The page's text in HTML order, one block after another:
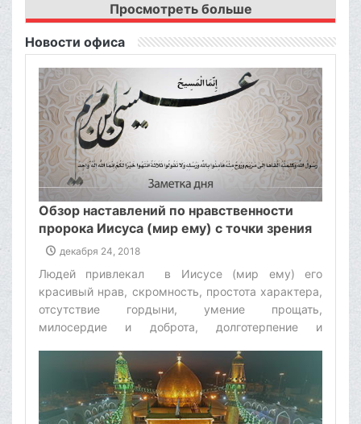
Просмотреть больше
Новости офиса
Обзор наставлений по нравственности
пророка Иисуса (мир ему) с точки зрения
аятоллы Макарема Ширази
декабря 24, 2018
Людей привлекал в Иисусе (мир ему) его
красивый нрав, скромность, простота характера,
отсутствие гордыни, умение прощать,
милосердие и доброта, долготерпение и
нас примером высокой нравственности. У
пророка Иисуса (мир ему) есть высказывание
относительно этой болезни, в котором он
характеризует ее как неисцелимый недуг. Иисус